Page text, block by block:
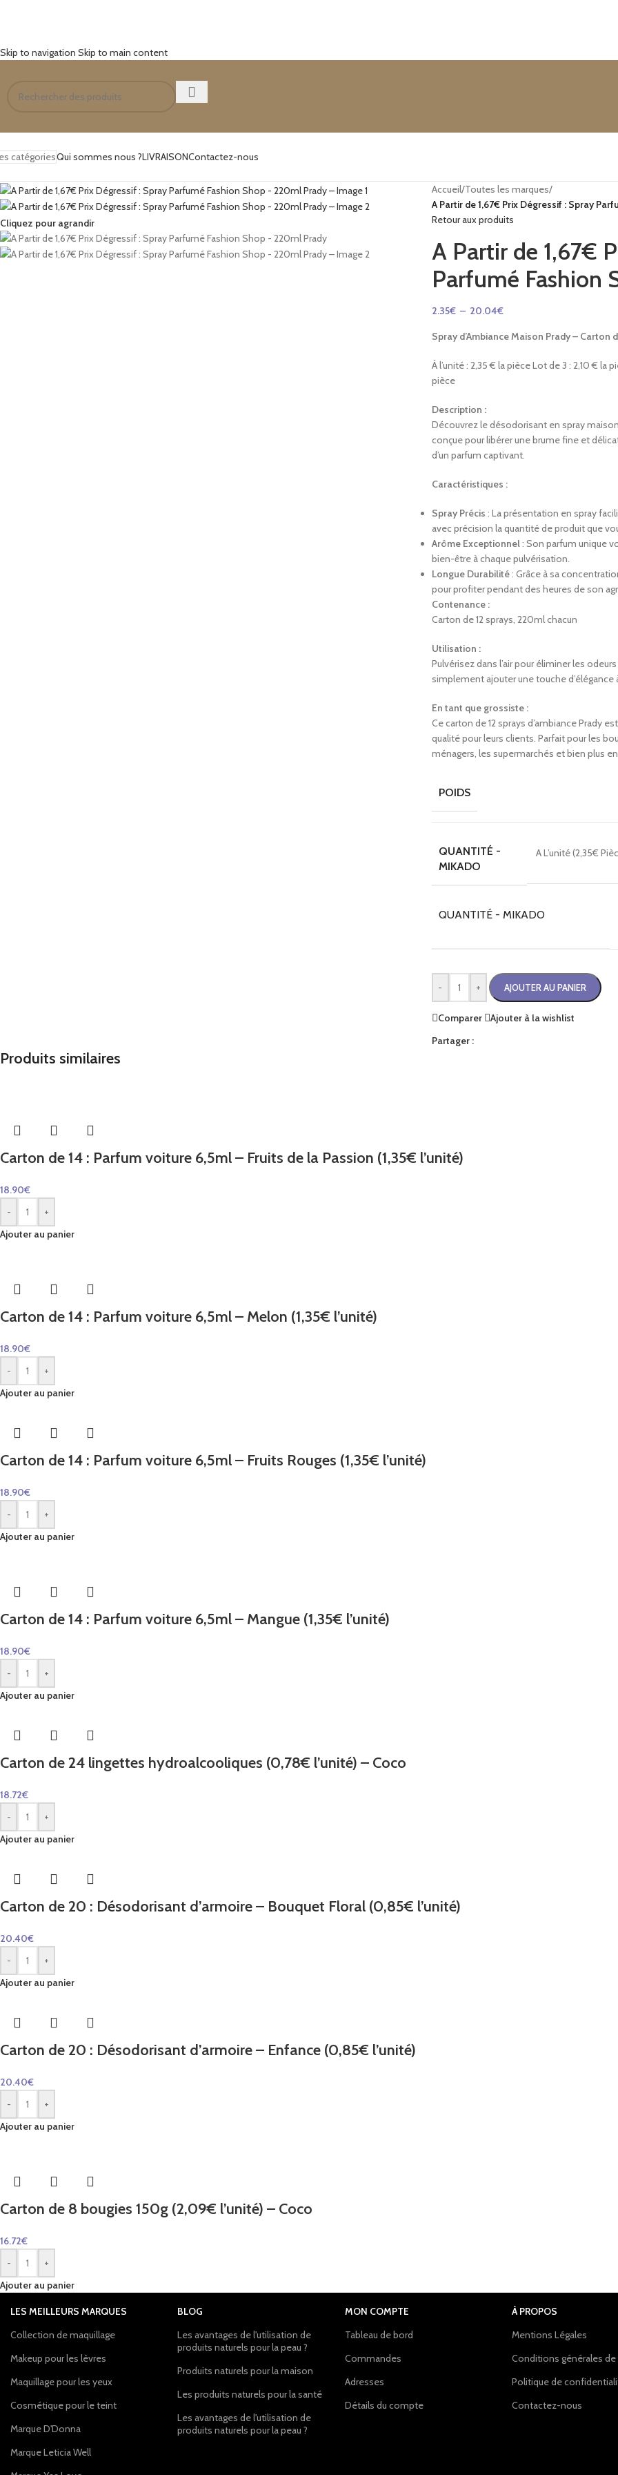
Skip to navigation Skip to main content
catégoriesQui sommes nous ?LIVRAISONContactez-nous
Cliquez pour agrandir
Accueil/Toutes les marques/
A Partir de 1,67€ Prix Dégressif : Spray
Retour aux produits
A Partir de 1,67€
Parfumé Fashion
2.35€ – 20.04€
Spray d’Ambiance Maison Prady – Carton
À l’unité : 2,35 € la pièce Lot de 3 : 2,10 € la
pièce
Description :
Découvrez le désodorisant en spray
conçue pour libérer une brume fine et
d’un parfum captivant.
Caractéristiques :
Spray Précis : La présentation en spray
avec précision la quantité de produit que
Arôme Exceptionnel: Son parfum unique
bien-être à chaque pulvérisation.
Longue Durabilité: Grâce à sa
pour profiter pendant des heures de son
Contenance :
Carton de 12 sprays, 220ml chacun
Utilisation :
Pulvérisez dans l’air pour éliminer les
simplement ajouter une touche d’élégance
En tant que grossiste :
Ce carton de 12 sprays d’ambiance Prady
qualité pour leurs clients. Parfait pour les
ménagers, les supermarchés et bien plus
POIDS
QUANTITÉ -
MIKADO
A L’unité (2,35€
QUANTITÉ - MIKADO
- + AJOUTER AU PANIER
Comparer
Ajouter à la wishlist
Partager :
Produits similaires
Carton de 14 : Parfum voiture 6,5ml – Fruits de la Passion (1,35€ l’unité)
18.90€
-
+
Ajouter au panier
Carton de 14 : Parfum voiture 6,5ml – Melon (1,35€ l’unité)
18.90€
-
+
Ajouter au panier
Carton de 14 : Parfum voiture 6,5ml – Fruits Rouges (1,35€ l’unité)
18.90€
-
+
Ajouter au panier
Carton de 14 : Parfum voiture 6,5ml – Mangue (1,35€ l’unité)
18.90€
-
+
Ajouter au panier
Carton de 24 lingettes hydroalcooliques (0,78€ l’unité) – Coco
18.72€
-
+
Ajouter au panier
Carton de 20 : Désodorisant d’armoire – Bouquet Floral (0,85€ l’unité)
20.40€
-
+
Ajouter au panier
Carton de 20 : Désodorisant d’armoire – Enfance (0,85€ l’unité)
20.40€
-
+
Ajouter au panier
Carton de 8 bougies 150g (2,09€ l’unité) – Coco
16.72€
-
+
Ajouter au panier
LES MEILLEURS MARQUES
Collection de maquillage
Makeup pour les lèvres
Maquillage pour les yeux
Cosmétique pour le teint
Marque D'Donna
Marque Leticia Well
BLOG
Les avantages de l'utilisation de
produits naturels pour la peau ?
Produits naturels pour la maison
Les produits naturels pour la santé
Les avantages de l'utilisation de
produits naturels pour la peau ?
MON COMPTE
Tableau de bord
Commandes
Adresses
Détails du compte
À PROPOS
Mentions Légales
Conditions générales
Politique de
Contactez-nous